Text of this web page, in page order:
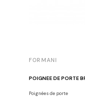
FORMANI
POIGNÉE DE PORTE
Poignées de porte